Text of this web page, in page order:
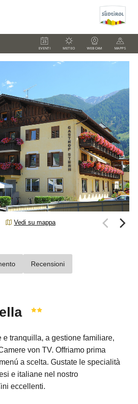
EVENTI METEO WEBCAM MAPPS